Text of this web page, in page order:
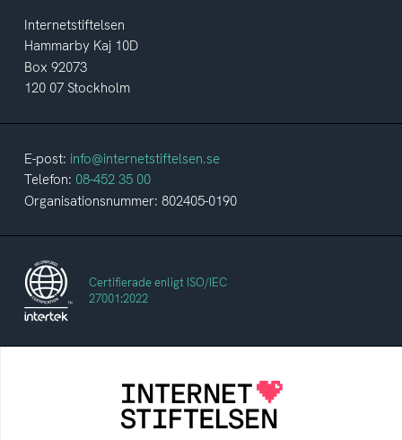
Internetstiftelsen
Hammarby Kaj 10D
Box 92073
120 07 Stockholm
E-post: info@internetstiftelsen.se
Telefon: 08-452 35 00
Organisationsnummer: 802405-0190
Certifierade enligt ISO/IEC
27001:2022
Internetstiftelsen verkar för ett internet som
bidrar positivt till människan och samhället